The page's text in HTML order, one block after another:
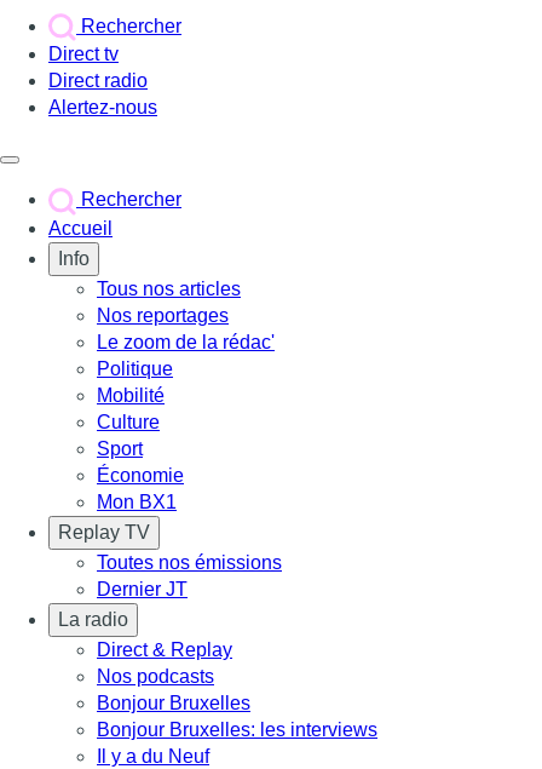
Rechercher
Direct tv
Direct radio
Alertez-nous
Rechercher
Accueil
Info
Tous nos articles
Nos reportages
Le zoom de la rédac'
Politique
Mobilité
Culture
Sport
Économie
Mon BX1
Replay TV
Toutes nos émissions
Dernier JT
La radio
Direct & Replay
Nos podcasts
Bonjour Bruxelles
Bonjour Bruxelles: les interviews
Il y a du Neuf